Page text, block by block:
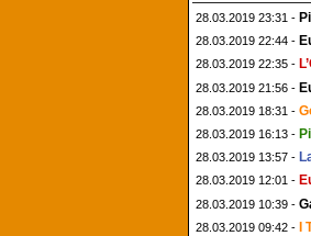
28.03.2019 23:31 -
28.03.2019 22:44 -
28.03.2019 22:35 -
28.03.2019 21:56 -
28.03.2019 18:31 -
28.03.2019 16:13 -
28.03.2019 13:57 -
28.03.2019 12:01 -
28.03.2019 10:39 -
28.03.2019 09:42 - I